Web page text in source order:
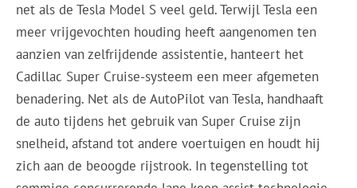
net als de Tesla Model S veel geld. Terwijl Tesla een
meer vrijgevochten houding heeft aangenomen ten
aanzien van zelfrijdende assistentie, hanteert het
Cadillac Super Cruise-systeem een ​​meer afgemeten
benadering. Net als de AutoPilot van Tesla, handhaaft
de auto tijdens het gebruik van Super Cruise zijn
snelheid, afstand tot andere voertuigen en houdt hij
zich aan de beoogde rijstrook. In tegenstelling tot